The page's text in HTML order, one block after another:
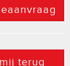
terug